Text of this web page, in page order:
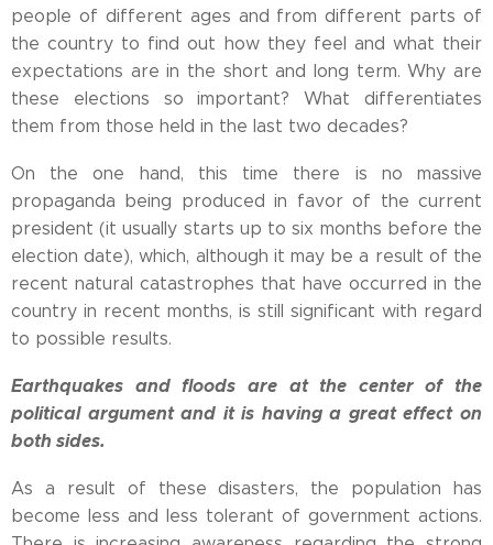
people of different ages and from different parts of
the country to find out how they feel and what their
expectations are in the short and long term. Why are
these elections so important? What differentiates
them from those held in the last two decades?
On the one hand, this time there is no massive
propaganda being produced in favor of the current
president (it usually starts up to six months before the
election date), which, although it may be a result of the
recent natural catastrophes that have occurred in the
country in recent months, is still significant with regard
to possible results.
Earthquakes and floods are at the center of the
political argument and it is having a great effect on
both sides.
As a result of these disasters, the population has
become less and less tolerant of government actions.